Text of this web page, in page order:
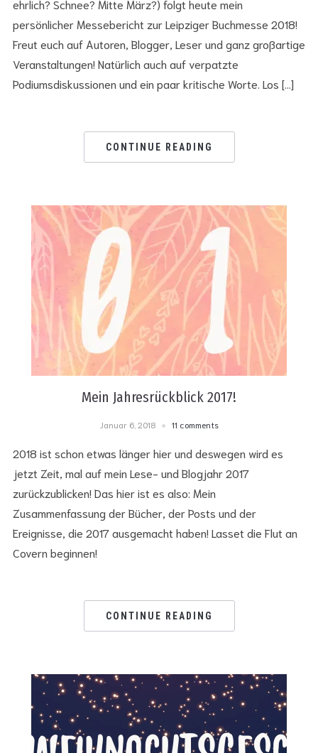
ehrlich? Schnee? Mitte März?) folgt heute mein
persönlicher Messebericht zur Leipziger Buchmesse 2018!
Freut euch auf Autoren, Blogger, Leser und ganz großartige
Veranstaltungen! Natürlich auch auf verpatzte
Podiumsdiskussionen und ein paar kritische Worte. Los […]
CONTINUE READING
Mein Jahresrückblick 2017!
Januar 6, 2018 11 comments
2018 ist schon etwas länger hier und deswegen wird es
jetzt Zeit, mal auf mein Lese- und Blogjahr 2017
zurückzublicken! Das hier ist es also: Mein
Zusammenfassung der Bücher, der Posts und der
Ereignisse, die 2017 ausgemacht haben! Lasset die Flut an
Covern beginnen!
CONTINUE READING